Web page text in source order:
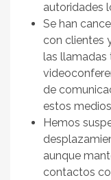
autoridades
Se han
con clientes
las llamadas
de
estos
Hemos
aunque
contactos